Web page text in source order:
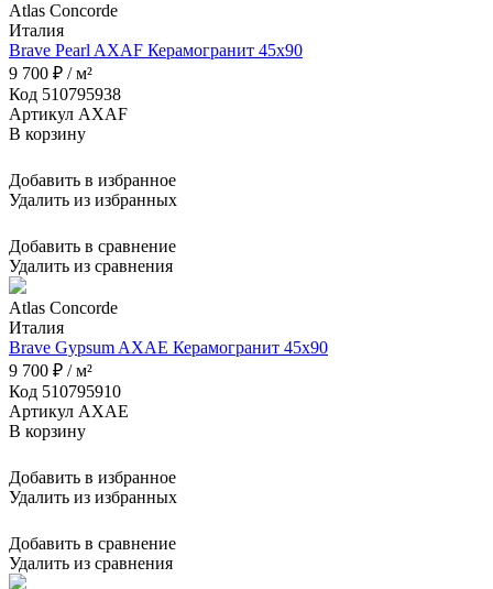
Atlas Concorde
Италия
Brave Pearl AXAF Керамогранит 45x90
9 700 ₽ / м²
Код 510795938
Артикул AXAF
В корзину
Добавить в избранное
Удалить из избранных
Добавить в сравнение
Удалить из сравнения
Atlas Concorde
Италия
Brave Gypsum AXAE Керамогранит 45x90
9 700 ₽ / м²
Код 510795910
Артикул AXAE
В корзину
Добавить в избранное
Удалить из избранных
Добавить в сравнение
Удалить из сравнения